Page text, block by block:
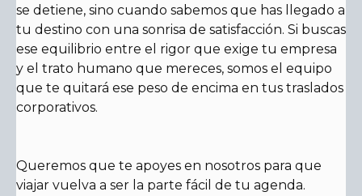
se detiene, sino cuando sabemos que has llegado a
tu destino con una sonrisa de satisfacción. Si buscas
ese equilibrio entre el rigor que exige tu empresa
y el trato humano que mereces, somos el equipo
que te quitará ese peso de encima en tus traslados
corporativos.
Queremos que te apoyes en nosotros para que
viajar vuelva a ser la parte fácil de tu agenda.